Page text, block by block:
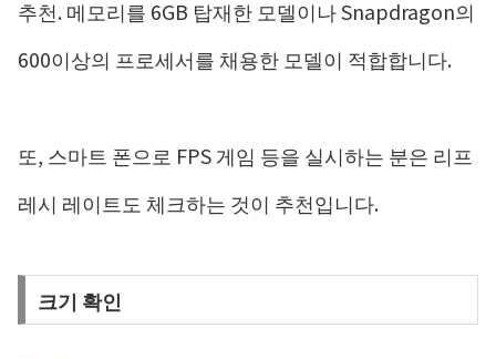
추천. 메모리를 6GB 탑재한 모델이나 Snapdragon의
600이상의 프로세서를 채용한 모델이 적합합니다.
또, 스마트 폰으로 FPS 게임 등을 실시하는 분은 리프
레시 레이트도 체크하는 것이 추천입니다.
크기 확인